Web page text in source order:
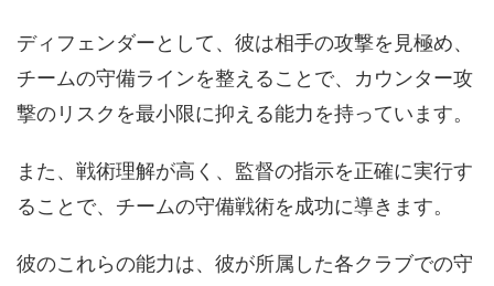
ディフェンダーとして、彼は相手の攻撃を見極め、
チームの守備ラインを整えることで、カウンター攻
撃のリスクを最小限に抑える能力を持っています。
また、戦術理解が高く、監督の指示を正確に実行す
ることで、チームの守備戦術を成功に導きます。
彼のこれらの能力は、彼が所属した各クラブでの守